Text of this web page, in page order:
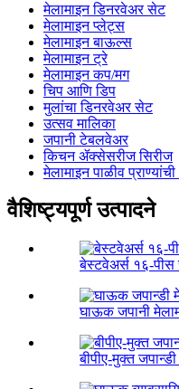
मेलामाइन डिनरवेअर सेट
मेलामाइन प्लेट्स
मेलामाइन बाऊल्स
मेलामाइन ट्रे
मेलामाइन कप/मग
चिप आणि डिप
मुलांचा डिनरवेअर सेट
उत्सव मालिका
जपानी टेबलवेअर
किचन ॲक्सेसरीज सिरीज
मेलामाइन पाळीव प्राण्यांची
वैशिष्ट्यपूर्ण उत्पादने
बेस्टवेअर्स १६-पीस
घाऊक जपानी
बीपीए-मुक्त